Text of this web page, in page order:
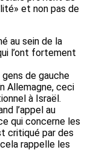
et non pas de
au sein de la
l’ont fortement
de gauche
Allemagne, ceci
à Israël.
l’appel au
qui concerne les
critiqué par des
rappelle les